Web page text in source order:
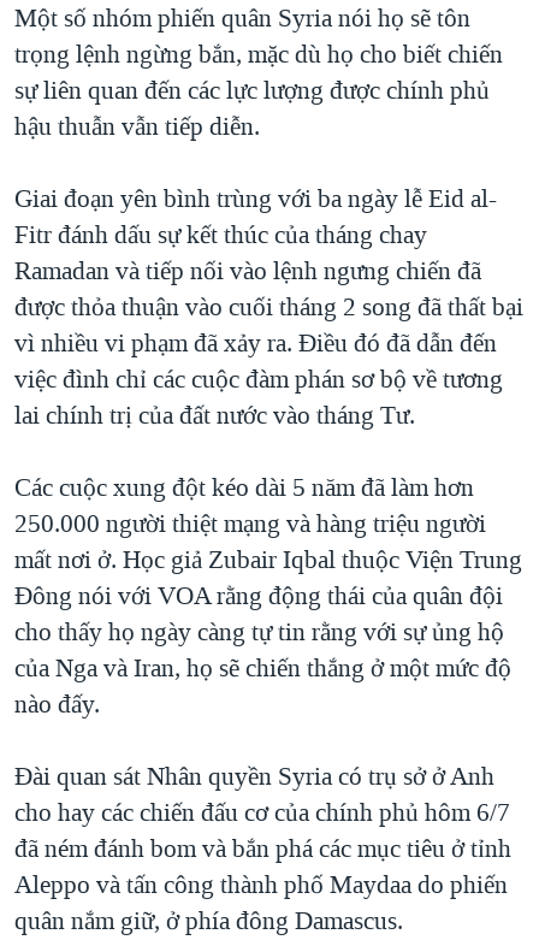
QUAN HỆ VIỆT MỸ
Một số nhóm phiến quân Syria nói họ sẽ tôn
trọng lệnh ngừng bắn, mặc dù họ cho biết chiến
sự liên quan đến các lực lượng được chính phủ
hậu thuẫn vẫn tiếp diễn.
Giai đoạn yên bình trùng với ba ngày lễ Eid al-
Fitr đánh dấu sự kết thúc của tháng chay
Ramadan và tiếp nối vào lệnh ngưng chiến đã
được thỏa thuận vào cuối tháng 2 song đã thất bại
vì nhiều vi phạm đã xảy ra. Điều đó đã dẫn đến
việc đình chỉ các cuộc đàm phán sơ bộ về tương
lai chính trị của đất nước vào tháng Tư.
Các cuộc xung đột kéo dài 5 năm đã làm hơn
250.000 người thiệt mạng và hàng triệu người
mất nơi ở. Học giả Zubair Iqbal thuộc Viện Trung
Đông nói với VOA rằng động thái của quân đội
cho thấy họ ngày càng tự tin rằng với sự ủng hộ
của Nga và Iran, họ sẽ chiến thắng ở một mức độ
nào đấy.
Đài quan sát Nhân quyền Syria có trụ sở ở Anh
cho hay các chiến đấu cơ của chính phủ hôm 6/7
đã ném đánh bom và bắn phá các mục tiêu ở tỉnh
Aleppo và tấn công thành phố Maydaa do phiến
quân nắm giữ, ở phía đông Damascus.